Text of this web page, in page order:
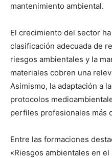
mantenimiento ambiental.
El crecimiento del sector
clasificación adecuada de
riesgos ambientales y la
materiales cobren una
Asimismo, la adaptación a
protocolos
perfiles profesionales más
Entre las formaciones
«Riesgos ambientales en